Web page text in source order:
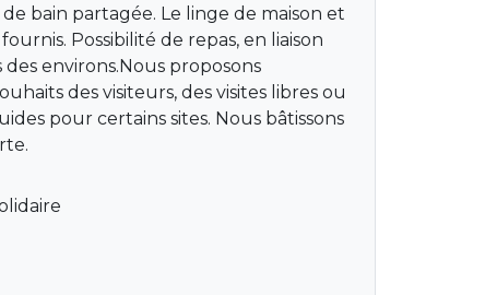
bain partagée. Le linge de maison et
Possibilité de repas, en liaison
environs.Nous proposons
des visiteurs, des visites libres ou
pour certains sites. Nous bâtissons